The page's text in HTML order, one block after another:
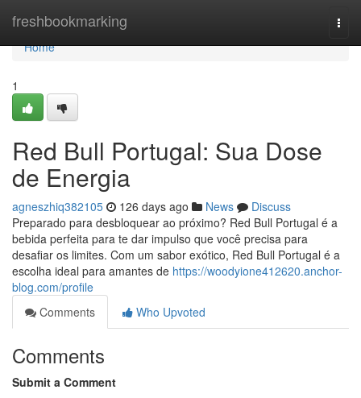
freshbookmarking
Home
Home
1
Red Bull Portugal: Sua Dose
de Energia
agneszhiq382105 126 days ago News
Discuss
Preparado para desbloquear ao próximo? Red Bull Portugal é a
bebida perfeita para te dar impulso que você precisa para
desafiar os limites. Com um sabor exótico, Red Bull Portugal é a
escolha ideal para amantes de https://woodyione412620.anchor-
blog.com/profile
Comments
Who Upvoted
Comments
Submit a Comment